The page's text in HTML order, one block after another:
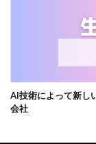
AI技術によって新し
会社